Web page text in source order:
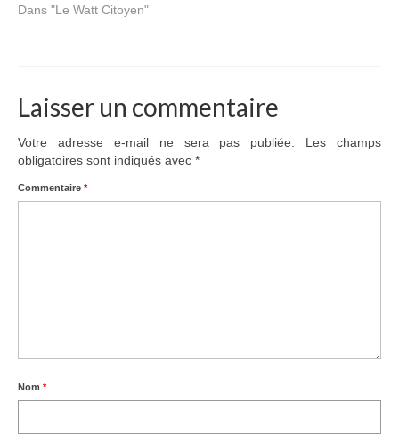
Dans "Le Watt Citoyen"
Laisser un commentaire
Votre adresse e-mail ne sera pas publiée.
Les champs
obligatoires sont indiqués avec *
Commentaire *
Nom *